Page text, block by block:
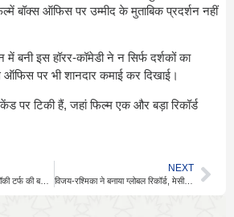
बॉक्स ऑफिस पर उम्मीद के मुताबिक प्रदर्शन नहीं
में बनी इस हॉरर-कॉमेडी ने न सिर्फ दर्शकों का
ऑफिस पर भी शानदार कमाई कर दिखाई।
पर टिकी हैं, जहां फिल्म एक और बड़ा रिकॉर्ड
वाराणसी को मिली आधुनिक हॉकी टर्फ की बड़ी सौगात
NEXT
विजय-रश्मिका ने बनाया ग्लोबल रिकॉर्ड, मेसी भी पीछे